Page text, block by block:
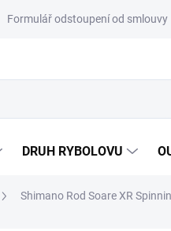
Formulář odstoupení od smlouvy
DRUH RYBOLOVU
Shimano Rod Soare XR